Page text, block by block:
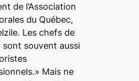
de l’Association
du Québec,
Les chefs de
sont souvent aussi
Mais ne